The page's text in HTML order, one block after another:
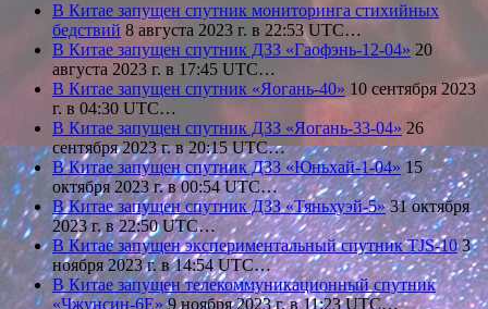
В Китае запущен спутник мониторинга стихийных
бедствий 8 августа 2023 г. в 22:53 UTC…
В Китае запущен спутник ДЗЗ «Гаофэнь-12-04» 20
августа 2023 г. в 17:45 UTC…
В Китае запущен спутник «Яогань-40» 10 сентября 2023
г. в 04:30 UTC…
В Китае запущен спутник ДЗЗ «Яогань-33-04» 26
сентября 2023 г. в 20:15 UTC…
В Китае запущен спутник ДЗЗ «Юньхай-1-04»15
октября 2023 г. в 00:54 UTC…
В Китае запущен спутник ДЗЗ «Тяньхуэй-5»31 октября
2023 г. в 22:50 UTC…
В Китае запущен экспериментальный спутник TJS-103
ноября 2023 г. в 14:54 UTC…
В Китае запущен телекоммуникационный спутник
«Чжунсин-6Е»9 ноября 2023 г. в 11:23 UTC…